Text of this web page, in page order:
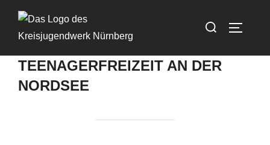
springen
Suchen
TEENAGERFREIZEIT AN DER
NORDSEE